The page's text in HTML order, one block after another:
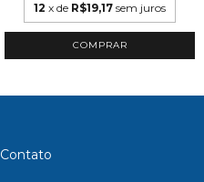
12 x de R$19,17 sem juros
Contato